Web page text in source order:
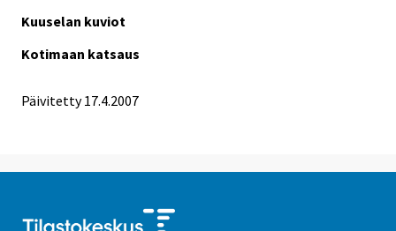
Kuuselan kuviot
Kotimaan katsaus
Päivitetty17.4.2007